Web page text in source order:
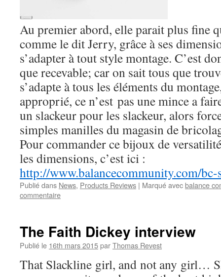
Au premier abord, elle parait plus fine
comme le dit Jerry, grâce à ses
s’adapter à tout style montage. C’est
que recevable; car on sait tous que
s’adapte à tous les éléments du
approprié, ce n’est pas une mince a
un slackeur pour les slackeur, alors
simples manilles du magasin de
Pour commander ce bijoux de
les dimensions, c’est ici :
http://www.balancecommunity.com/bc-
Publié dans News, Products Reviews | Marqué avecbalance
commentaire
The Faith Dickey interview
Publié le 16th mars 2015parThomas Revest
That Slackline girl, and not any girl…